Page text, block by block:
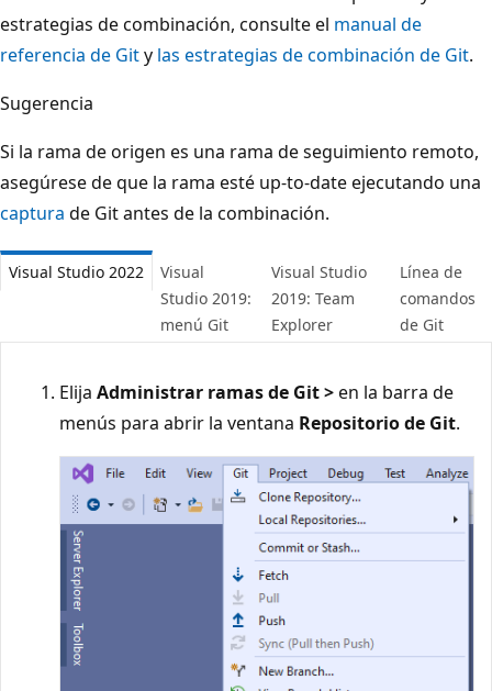
estrategias de combinación, consulte el manual de
referencia de Gity las estrategias de combinación de Git.
Sugerencia
Si la rama de origen es una rama de seguimiento remoto,
asegúrese de que la rama esté up-to-date ejecutando una
captura de Git antes de la combinación.
Visual Studio 2022
Visual
Studio 2019:
menú Git
Visual Studio
2019: Team
Explorer
Línea de
comandos
de Git
Elija Administrar ramas de Git >en la barra de
menús para abrir la ventana Repositorio de Git.